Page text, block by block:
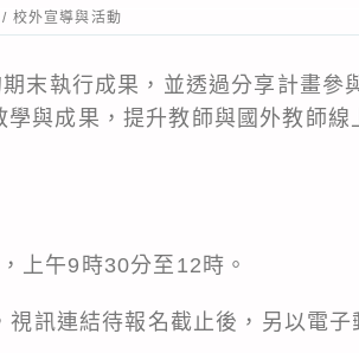
/ 校外宣導與活動
末執行成果，並透過分享計畫參
與成果，提升教師與國外教師
上午9時30分至12時。
訊連結待報名截止後，另以電子